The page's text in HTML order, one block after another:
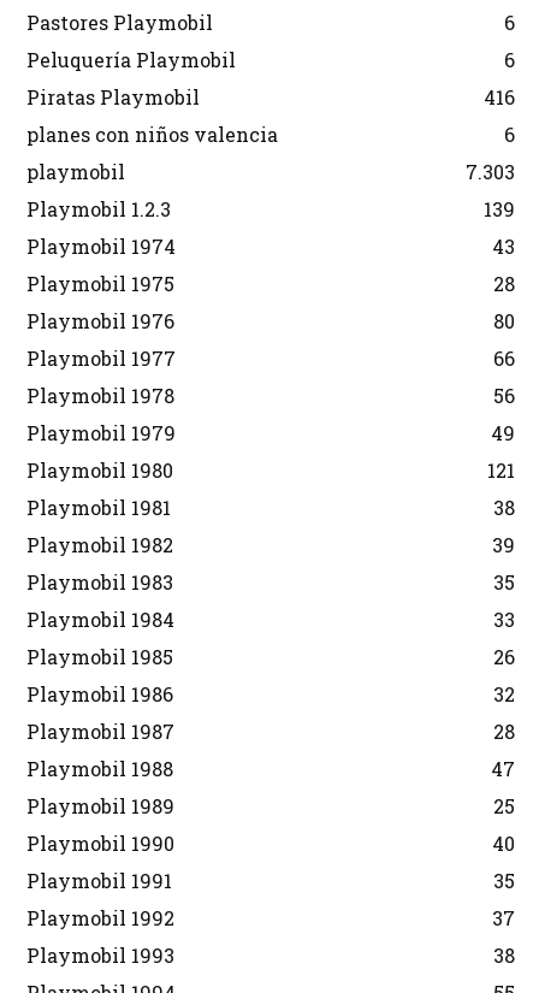
Pastores Playmobil
6
Peluquería Playmobil
6
Piratas Playmobil
416
planes con niños valencia
6
playmobil
7.303
Playmobil 1.2.3
139
Playmobil 1974
43
Playmobil 1975
28
Playmobil 1976
80
Playmobil 1977
66
Playmobil 1978
56
Playmobil 1979
49
Playmobil 1980
121
Playmobil 1981
38
Playmobil 1982
39
Playmobil 1983
35
Playmobil 1984
33
Playmobil 1985
26
Playmobil 1986
32
Playmobil 1987
28
Playmobil 1988
47
Playmobil 1989
25
Playmobil 1990
40
Playmobil 1991
35
Playmobil 1992
37
Playmobil 1993
38